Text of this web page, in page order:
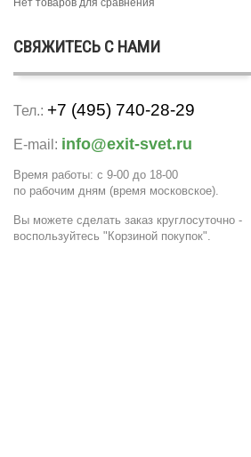
Нет товаров для сравнения
СВЯЖИТЕСЬ С НАМИ
Тел.: +7 (495) 740-28-29
E-mail: info@exit-svet.ru
Время работы: с 9-00 до 18-00
по рабочим дням (время московское).
Вы можете сделать заказ круглосуточно -
воспользуйтесь "Корзиной покупок".